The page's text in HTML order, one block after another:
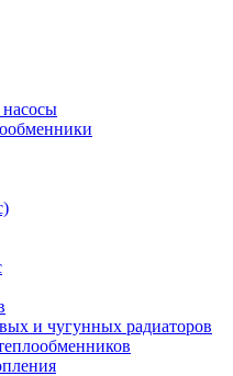
и чугунных радиаторов